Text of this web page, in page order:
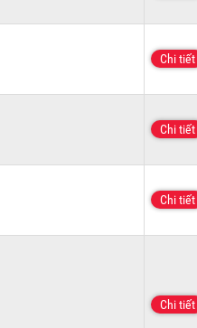
Chi tiết
Chi tiết
Chi tiết
Chi tiết